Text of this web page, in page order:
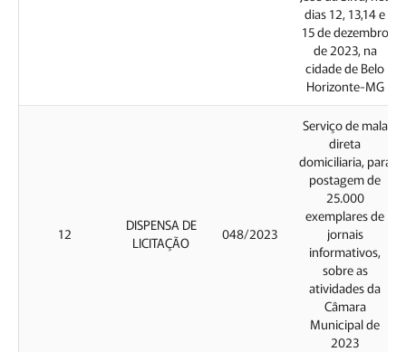
dias 12, 13,14 e
15 de dezembro
de 2023, na
cidade de Belo
Horizonte-MG
12
DISPENSA DE
LICITAÇÃO
048/2023
Serviço de mala
direta
domiciliaria, para
postagem de
25.000
exemplares de
jornais
informativos,
sobre as
atividades da
Câmara
Municipal de
2023